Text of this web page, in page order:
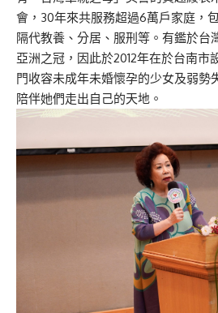
會，30年來共服務超過6萬戶家庭，
隔代教養、分居、服刑等。有鑑於台
亞洲之冠，因此於2012年在於台南市
門收容未成年未婚懷孕的少女及弱勢
陪伴她們走出自己的天地。